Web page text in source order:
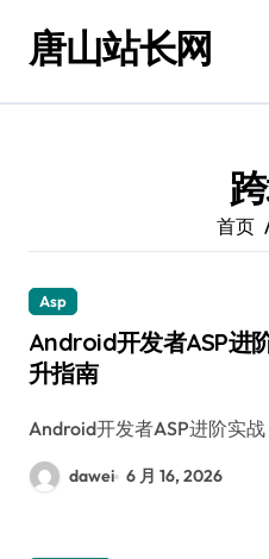
唐山站长网
首页
Asp
Android开发者ASP进
升指南
Android开发者ASP进阶实
dawei 6 月 16, 2026